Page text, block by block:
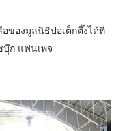
ของมูลนิธิป่อเต็กตึ๊งได้ที่
บุ๊ก แฟนเพจ